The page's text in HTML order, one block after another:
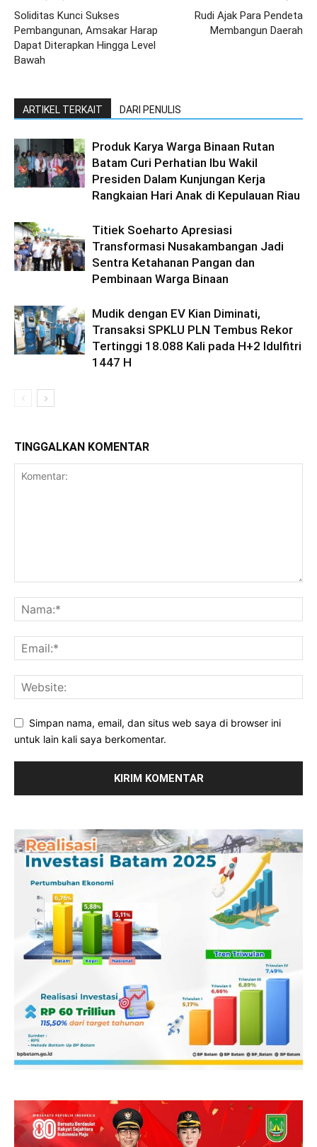
Soliditas Kunci Sukses
Pembangunan, Amsakar Harap
Dapat Diterapkan Hingga Level
Bawah
Rudi Ajak Para Pendeta
Membangun Daerah
ARTIKEL TERKAIT DARI PENULIS
Produk Karya Warga Binaan Rutan
Batam Curi Perhatian Ibu Wakil
Presiden Dalam Kunjungan Kerja
Rangkaian Hari Anak di Kepulauan Riau
Titiek Soeharto Apresiasi
Transformasi Nusakambangan Jadi
Sentra Ketahanan Pangan dan
Pembinaan Warga Binaan
Mudik dengan EV Kian Diminati,
Transaksi SPKLU PLN Tembus Rekor
Tertinggi 18.088 Kali pada H+2 Idulfitri
1447 H
TINGGALKAN KOMENTAR
Simpan nama, email, dan situs web saya di browser ini
untuk lain kali saya berkomentar.